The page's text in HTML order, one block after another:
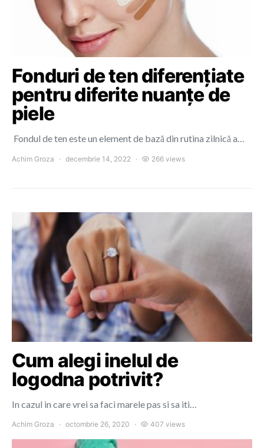
Fonduri de ten diferențiate
pentru diferite nuanțe de
piele
Fondul de ten este un element de bază din rutina zilnică a…
Achim Groza decembrie 14, 2022 266 views
Cum alegi inelul de
logodna potrivit?
In cazul in care vrei sa faci marele pas si sa iti…
Achim Groza octombrie 26, 2020 407 views